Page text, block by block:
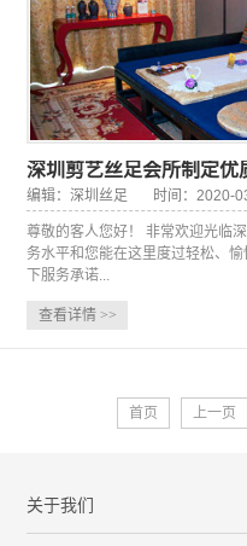
深圳剪艺丝足会所制定优
编辑：深圳丝足 时间：2020-
尊敬的客人您好！ 非常欢迎光临
务水平和您能在这里度过轻松、
下服务承诺...
查看详情 >>
首页 上一页
关于我们